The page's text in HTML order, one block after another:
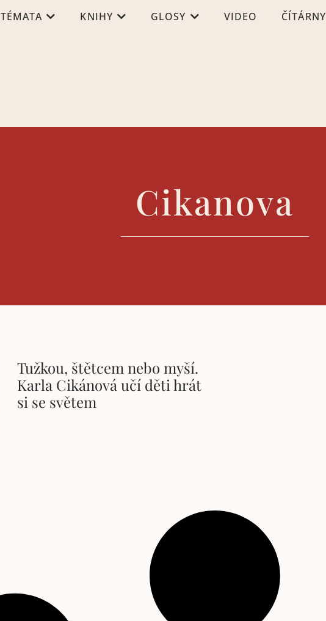
TÉMATA KNIHY GLOSY VIDEO ČÍTÁRNY
Cikanova
Tužkou, štětcem nebo myší.
Karla Cikánová učí děti hrát
si se světem